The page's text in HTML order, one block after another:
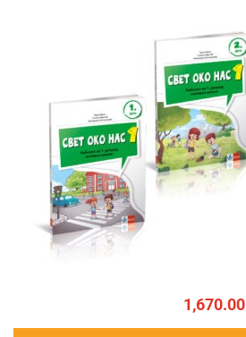
1,670.00